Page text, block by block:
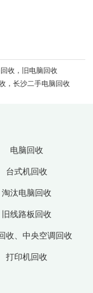
收，旧电脑回收
，长沙二手电脑回收
电脑回收
台式机回收
淘汰电脑回收
旧线路板回收
收、中央空调回收
打印机回收